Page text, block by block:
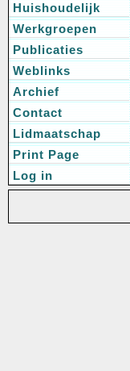
Huishoudelijk
Werkgroepen
Publicaties
Weblinks
Archief
Contact
Lidmaatschap
Print Page
Log in